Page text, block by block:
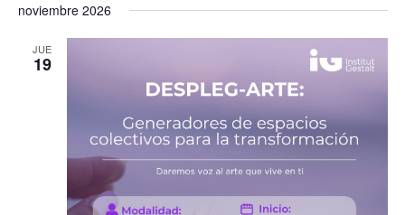
noviembre 2026
JUE
19